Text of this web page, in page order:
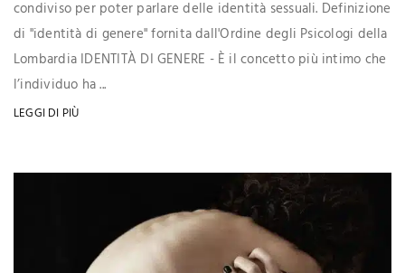
condiviso per poter parlare delle identità sessuali. Definizione
di "identità di genere" fornita dall'Ordine degli Psicologi della
Lombardia IDENTITÀ DI GENERE - È il concetto più intimo che
l’individuo ha ...
LEGGI DI PIÙ